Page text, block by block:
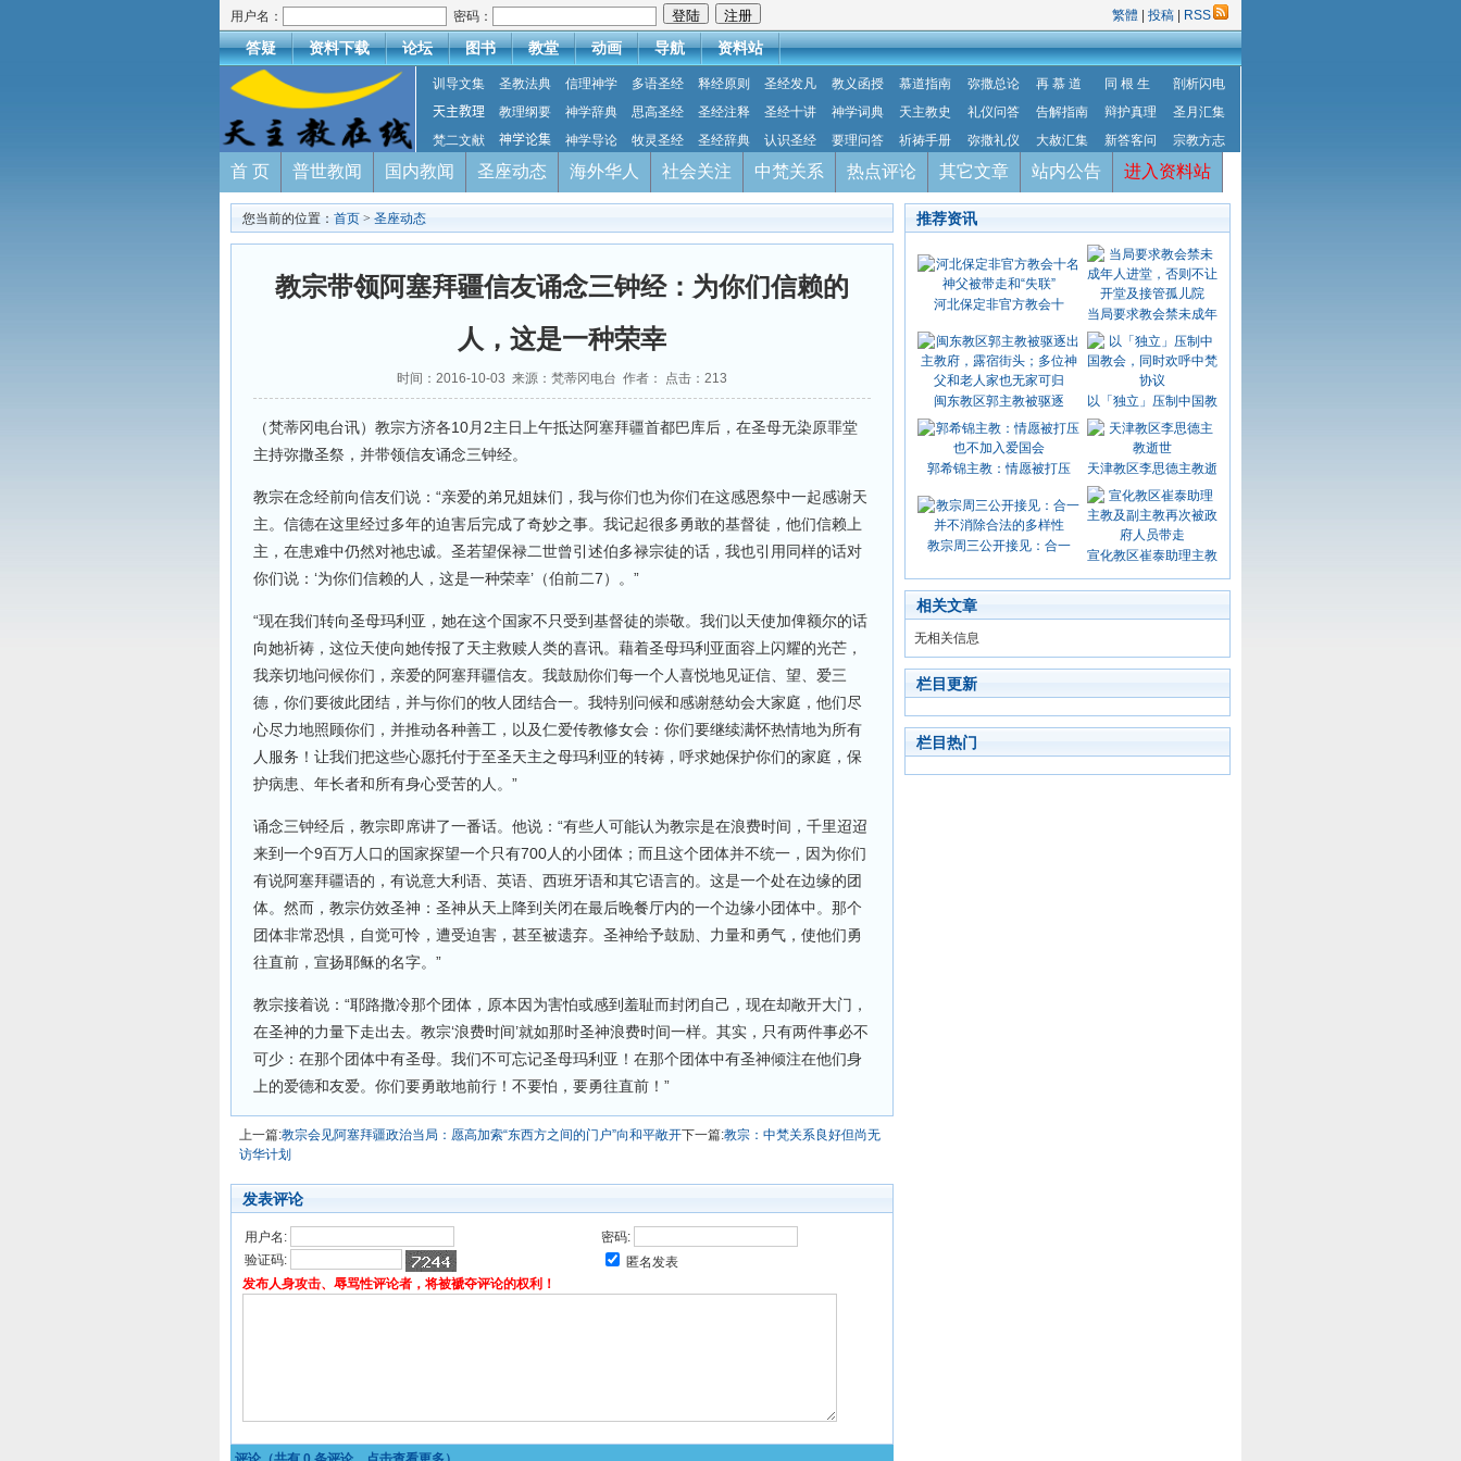
用户名： 密码： 繁體 投稿 RSS
答疑 资料下载 论坛 图书 教堂 动画 导航 资料站
训导文集 圣教法典 信理神学 多语圣经 释经原则 圣经发凡 教义函授 慕道指南 弥撒总论 再 慕 道 同 根 生
剖析闪电
天主教理
教理纲要 神学辞典 思高圣经 圣经注释 圣经十讲 神学词典 天主教史 礼仪问答 告解指南 辩护真理
圣月汇集
梵二文献
神学论集 神学导论 牧灵圣经 圣经辞典 认识圣经 要理问答 祈祷手册 弥撒礼仪 大赦汇集 新答客问 宗教方志
首 页 普世教闻 国内教闻 圣座动态 海外华人 社会关注 中梵关系 热点评论 其它文章 站内公告 进入资料站
您当前的位置： 首页 > 圣座动态
教宗带领阿塞拜疆信友诵念三钟经：为你们信赖的
人，这是一种荣幸
时间：2016-10-03 来源：梵蒂冈电台 作者： 点击： 213
（梵蒂冈电台讯）教宗方济各10月2主日上午抵达阿塞拜疆首都巴库后，在圣母无染原罪堂
主持弥撒圣祭，并带领信友诵念三钟经。
教宗在念经前向信友们说：“亲爱的弟兄姐妹们，我与你们也为你们在这感恩祭中一起感谢天
主。信德在这里经过多年的迫害后完成了奇妙之事。我记起很多勇敢的基督徒，他们信赖上
主，在患难中仍然对祂忠诚。圣若望保禄二世曾引述伯多禄宗徒的话，我也引用同样的话对
你们说：‘为你们信赖的人，这是一种荣幸’（伯前二7）。”
“现在我们转向圣母玛利亚，她在这个国家不只受到基督徒的崇敬。我们以天使加俾额尔的话
向她祈祷，这位天使向她传报了天主救赎人类的喜讯。藉着圣母玛利亚面容上闪耀的光芒，
我亲切地问候你们，亲爱的阿塞拜疆信友。我鼓励你们每一个人喜悦地见证信、望、爱三
德，你们要彼此团结，并与你们的牧人团结合一。我特别问候和感谢慈幼会大家庭，他们尽
心尽力地照顾你们，并推动各种善工，以及仁爱传教修女会：你们要继续满怀热情地为所有
人服务！让我们把这些心愿托付于至圣天主之母玛利亚的转祷，呼求她保护你们的家庭，保
护病患、年长者和所有身心受苦的人。”
诵念三钟经后，教宗即席讲了一番话。他说：“有些人可能认为教宗是在浪费时间，千里迢迢
来到一个9百万人口的国家探望一个只有700人的小团体；而且这个团体并不统一，因为你们
有说阿塞拜疆语的，有说意大利语、英语、西班牙语和其它语言的。这是一个处在边缘的团
体。然而，教宗仿效圣神：圣神从天上降到关闭在最后晚餐厅内的一个边缘小团体中。那个
团体非常恐惧，自觉可怜，遭受迫害，甚至被遗弃。圣神给予鼓励、力量和勇气，使他们勇
往直前，宣扬耶稣的名字。”
教宗接着说：“耶路撒冷那个团体，原本因为害怕或感到羞耻而封闭自己，现在却敞开大门，
在圣神的力量下走出去。教宗‘浪费时间’就如那时圣神浪费时间一样。其实，只有两件事必不
可少：在那个团体中有圣母。我们不可忘记圣母玛利亚！在那个团体中有圣神倾注在他们身
上的爱德和友爱。你们要勇敢地前行！不要怕，要勇往直前！”
上一篇:教宗会见阿塞拜疆政治当局：愿高加索“东西方之间的门户”向和平敞开下一篇:教宗：中梵关系良好但尚无
访华计划
发表评论
用户名:
密码:
验证码:
匿名发表
发布人身攻击、辱骂性评论者，将被褫夺评论的权利！
推荐资讯
河北保定非官方教会十
当局要求教会禁未成年
闽东教区郭主教被驱逐 以「独立」压制中国教
郭希锦主教：情愿被打压 天津教区李思德主教逝
教宗周三公开接见：合一
宣化教区崔泰助理主教
相关文章
无相关信息
栏目更新
栏目热门